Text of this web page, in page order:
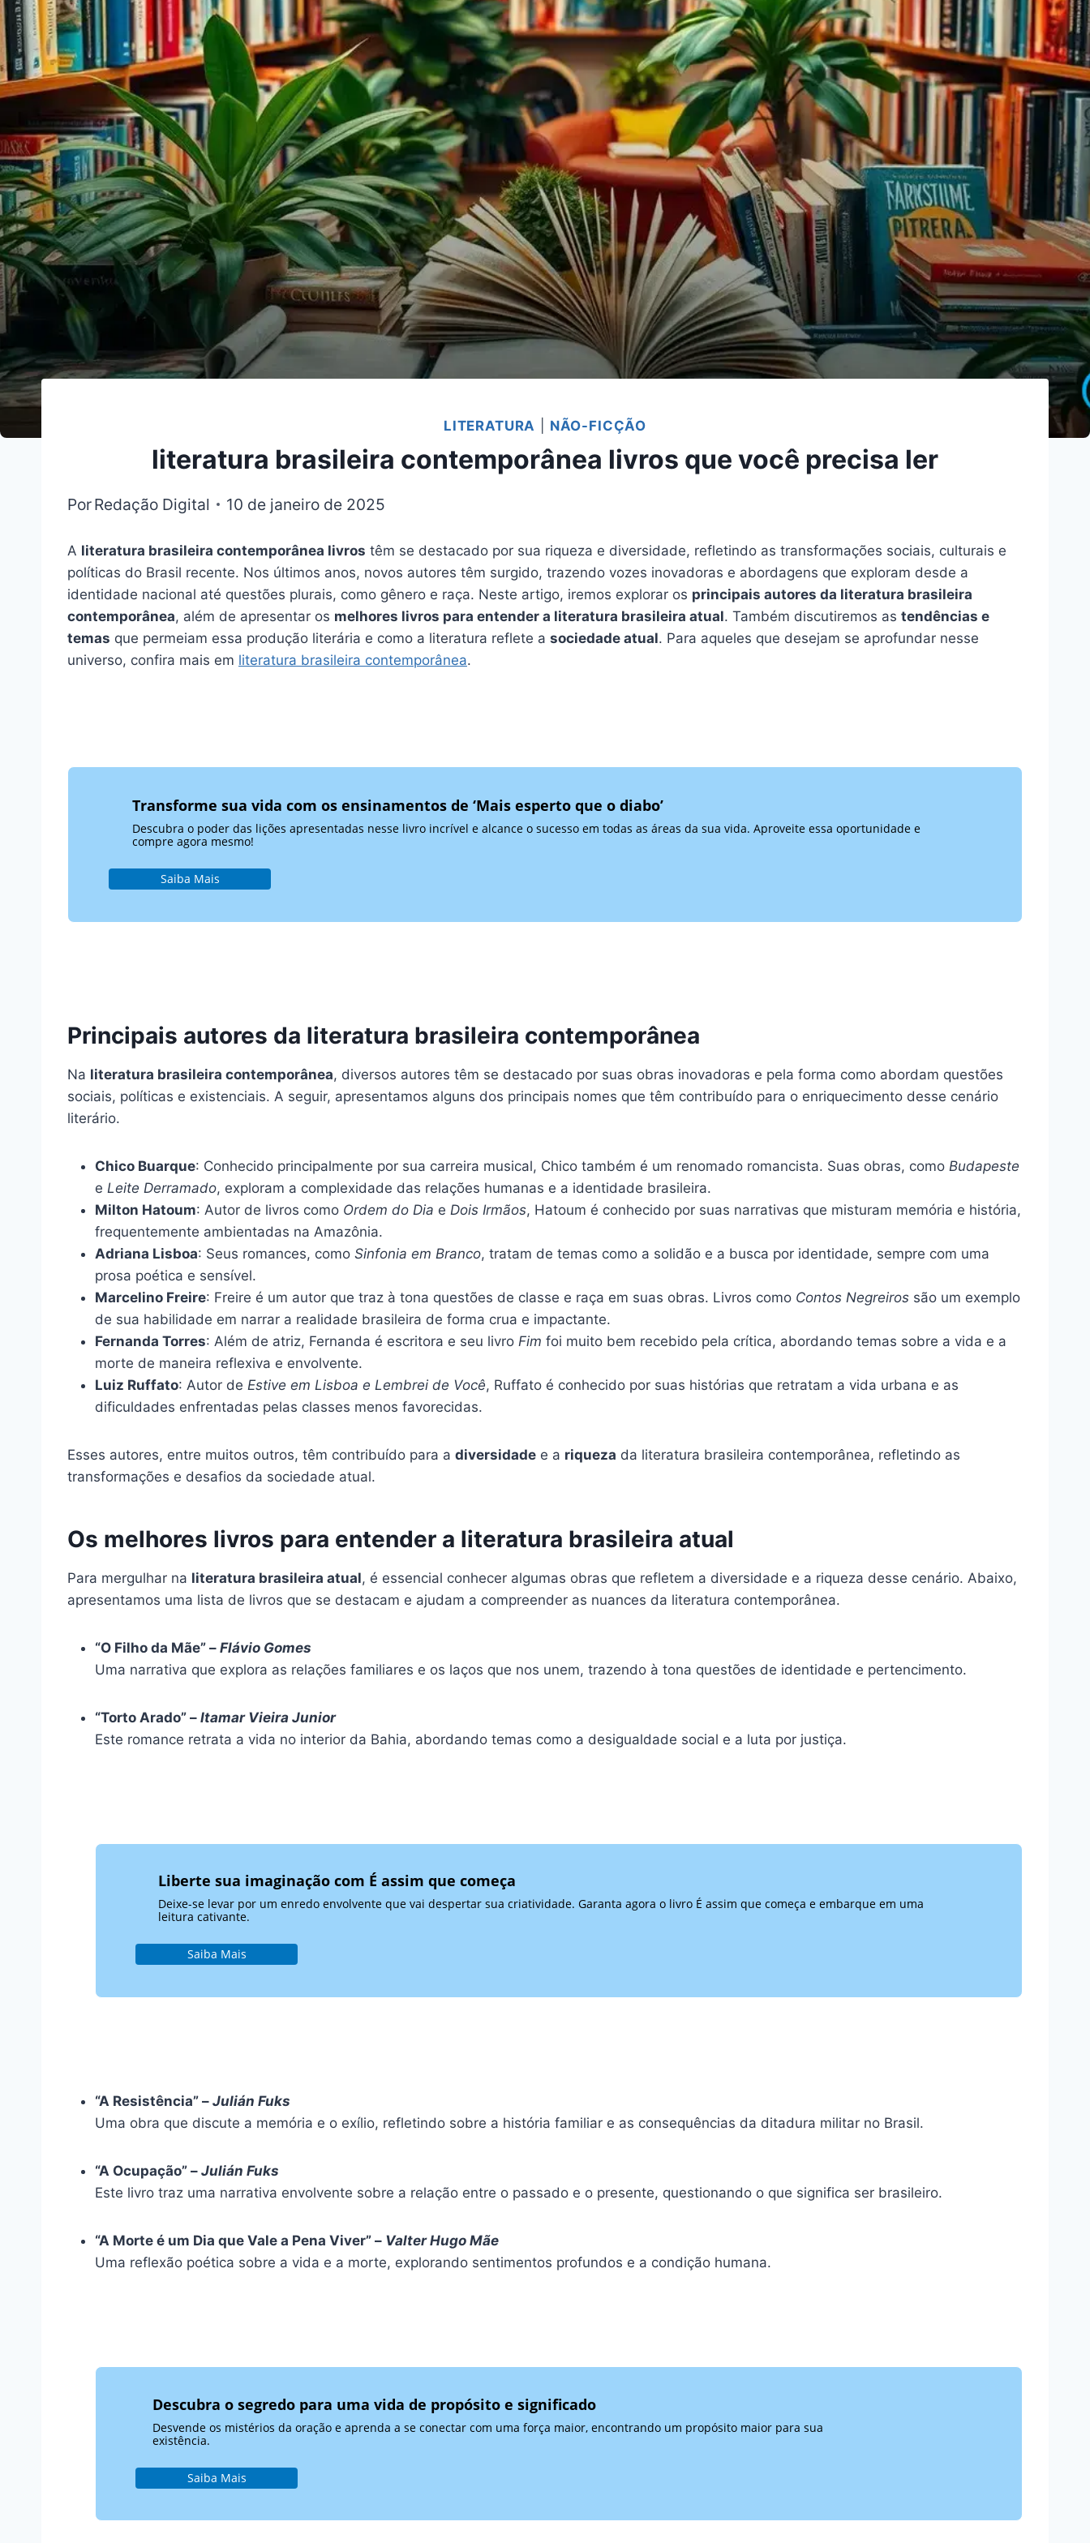
LITERATURA NÃO-FICÇÃO
literatura brasileira contemporânea livros que você precisa ler
PorRedação Digital 10 de janeiro de 2025
A literatura brasileira contemporânea livros têm se destacado por sua riqueza e diversidade, refletindo as transformações sociais, culturais e
políticas do Brasil recente. Nos últimos anos, novos autores têm surgido, trazendo vozes inovadoras e abordagens que exploram desde a
identidade nacional até questões plurais, como gênero e raça. Neste artigo, iremos explorar os principais autores da literatura brasileira
contemporânea, além de apresentar os melhores livros para entender a literatura brasileira atual. Também discutiremos as tendências e
temas que permeiam essa produção literária e como a literatura reflete a sociedade atual. Para aqueles que desejam se aprofundar nesse
universo, confira mais em literatura brasileira contemporânea.
Transforme sua vida com os ensinamentos de ‘Mais esperto que o diabo’
Descubra o poder das lições apresentadas nesse livro incrível e alcance o sucesso em todas as áreas da sua vida. Aproveite essa oportunidade e
compre agora mesmo!
Saiba Mais
Principais autores da literatura brasileira contemporânea
Na literatura brasileira contemporânea, diversos autores têm se destacado por suas obras inovadoras e pela forma como abordam questões
sociais, políticas e existenciais. A seguir, apresentamos alguns dos principais nomes que têm contribuído para o enriquecimento desse cenário
literário.
Chico Buarque: Conhecido principalmente por sua carreira musical, Chico também é um renomado romancista. Suas obras, como Budapeste
e Leite Derramado, exploram a complexidade das relações humanas e a identidade brasileira.
Milton Hatoum: Autor de livros como Ordem do Dia e Dois Irmãos, Hatoum é conhecido por suas narrativas que misturam memória e história,
frequentemente ambientadas na Amazônia.
Adriana Lisboa: Seus romances, como Sinfonia em Branco, tratam de temas como a solidão e a busca por identidade, sempre com uma
prosa poética e sensível.
Marcelino Freire: Freire é um autor que traz à tona questões de classe e raça em suas obras. Livros como Contos Negreiros são um exemplo
de sua habilidade em narrar a realidade brasileira de forma crua e impactante.
Fernanda Torres: Além de atriz, Fernanda é escritora e seu livro Fim foi muito bem recebido pela crítica, abordando temas sobre a vida e a
morte de maneira reflexiva e envolvente.
Luiz Ruffato: Autor de Estive em Lisboa e Lembrei de Você, Ruffato é conhecido por suas histórias que retratam a vida urbana e as
dificuldades enfrentadas pelas classes menos favorecidas.
Esses autores, entre muitos outros, têm contribuído para a diversidade e a riqueza da literatura brasileira contemporânea, refletindo as
transformações e desafios da sociedade atual.
Os melhores livros para entender a literatura brasileira atual
Para mergulhar na literatura brasileira atual, é essencial conhecer algumas obras que refletem a diversidade e a riqueza desse cenário. Abaixo,
apresentamos uma lista de livros que se destacam e ajudam a compreender as nuances da literatura contemporânea.
“O Filho da Mãe” – Flávio Gomes
Uma narrativa que explora as relações familiares e os laços que nos unem, trazendo à tona questões de identidade e pertencimento.
“Torto Arado” – Itamar Vieira Junior
Este romance retrata a vida no interior da Bahia, abordando temas como a desigualdade social e a luta por justiça.
Liberte sua imaginação com É assim que começa
Deixe-se levar por um enredo envolvente que vai despertar sua criatividade. Garanta agora o livro É assim que começa e embarque em uma
leitura cativante.
Saiba Mais
“A Resistência” – Julián Fuks
Uma obra que discute a memória e o exílio, refletindo sobre a história familiar e as consequências da ditadura militar no Brasil.
“A Ocupação” – Julián Fuks
Este livro traz uma narrativa envolvente sobre a relação entre o passado e o presente, questionando o que significa ser brasileiro.
“A Morte é um Dia que Vale a Pena Viver” – Valter Hugo Mãe
Uma reflexão poética sobre a vida e a morte, explorando sentimentos profundos e a condição humana.
Descubra o segredo para uma vida de propósito e significado
Desvende os mistérios da oração e aprenda a se conectar com uma força maior, encontrando um propósito maior para sua
existência.
Saiba Mais